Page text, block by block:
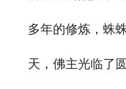
多年的修炼，蛛
天，佛主光临了